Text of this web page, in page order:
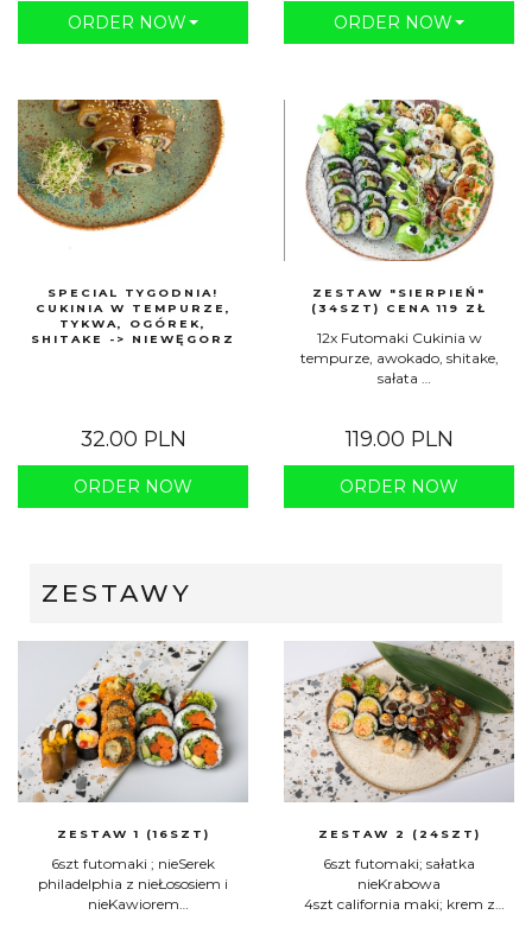
ORDER NOW ORDER NOW
SPECIAL TYGODNIA!
CUKINIA W TEMPURZE,
TYKWA, OGÓREK,
SHITAKE -> NIEWĘGORZ
32.00 PLN
ORDER NOW
ZESTAW "SIERPIEŃ"
(34SZT) CENA 119 ZŁ
12x Futomaki Cukinia w
tempurze, awokado, shitake,
sałata
awokado, vege majo truflowe
panko, karmelizowane jabłko z
119.00 PLN
ORDER NOW
ZESTAWY
ZESTAW 1 (16SZT)
6szt futomaki ; nieSerek
philadelphia z nieŁososiem i
nieKawiorem
ZESTAW 2 (24SZT)
6szt futomaki; sałatka
nieKrabowa
4szt california maki; krem z